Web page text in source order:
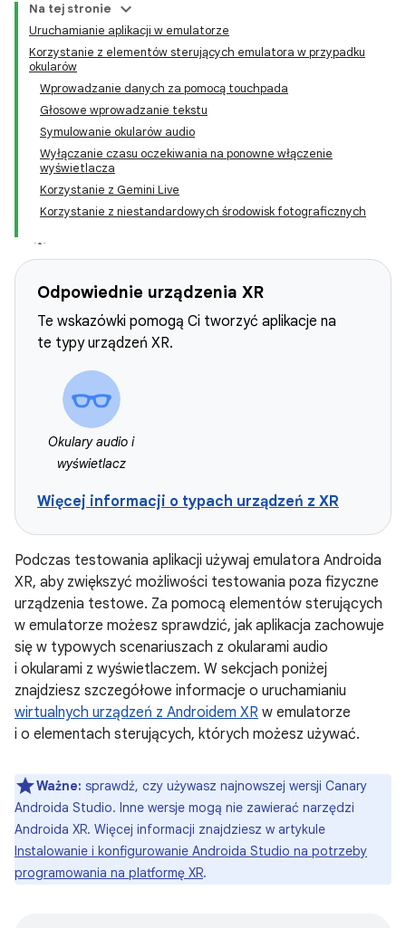
Na tej stronie
Uruchamianie aplikacji w emulatorze
Korzystanie z elementów sterujących emulatora w przypadku
okularów
Wprowadzanie danych za pomocą touchpada
Głosowe wprowadzanie tekstu
Symulowanie okularów audio
Wyłączanie czasu oczekiwania na ponowne włączenie
wyświetlacza
Korzystanie z Gemini Live
Korzystanie z niestandardowych środowisk fotograficznych
Odpowiednie urządzenia XR
Te wskazówki pomogą Ci tworzyć aplikacje na
te typy urządzeń XR.
Okulary audio i
wyświetlacz
Więcej informacji o typach urządzeń z XR
Podczas testowania aplikacji używaj emulatora Androida
XR, aby zwiększyć możliwości testowania poza fizyczne
urządzenia testowe. Za pomocą elementów sterujących
w emulatorze możesz sprawdzić, jak aplikacja zachowuje
się w typowych scenariuszach z okularami audio
i okularami z wyświetlaczem. W sekcjach poniżej
znajdziesz szczegółowe informacje o uruchamianiu
wirtualnych urządzeń z Androidem XR w emulatorze
i o elementach sterujących, których możesz używać.
Ważne: sprawdź, czy używasz najnowszej wersji Canary
Androida Studio. Inne wersje mogą nie zawierać narzędzi
Androida XR. Więcej informacji znajdziesz w artykule
Instalowanie i konfigurowanie Androida Studio na potrzeby
programowania na platformę XR.